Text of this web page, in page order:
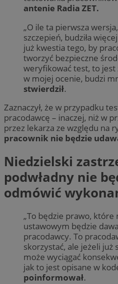
antenie Radia ZET.
„O ile ta pierwsza
szczepień, budziła
już kwestia tego, by
tworzyć bezpieczne
weryfikować test, to jest
w mojej ocenie, budzi
stwierdził.
Zaznaczył, że w przypadku
pracodawcę – inaczej, niż w
przez lekarza ze względu na
pracownik nie będzie
Niedzielski
podwładny nie
odmówić
„To będzie prawo, które
ustawowym będzie
pracodawcy. To
skorzystać, ale jeżeli
może wyciągać
jak to jest opisane w
poinformował.